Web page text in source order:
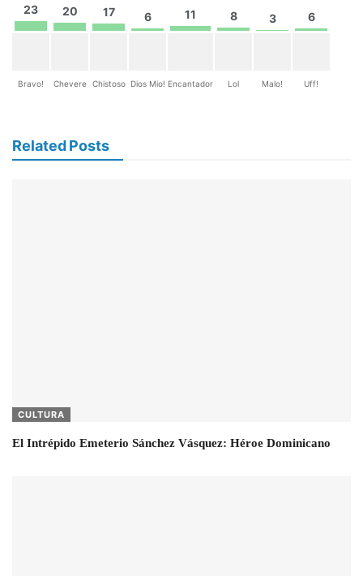
23
Bravo!
20
Chevere
17
Chistoso
6
Dios Mio!
11
Encantador
8
Lol
3
Malo!
6
Uff!
Related Posts
CULTURA
El Intrépido Emeterio Sánchez Vásquez: Héroe Dominicano